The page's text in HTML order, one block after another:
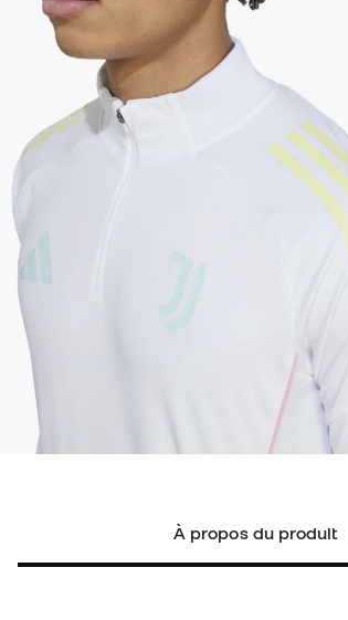
À propos du produit